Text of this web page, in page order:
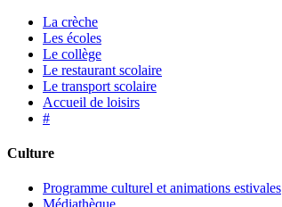
La crèche
Les écoles
Le collège
Le restaurant scolaire
Le transport scolaire
Accueil de loisirs
#
Culture
Programme culturel et animations estivales